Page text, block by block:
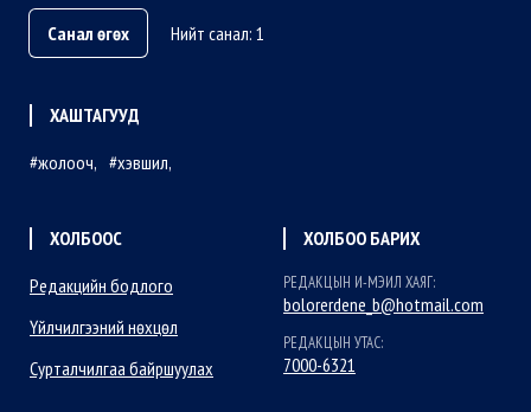
Санал өгөх
Нийт санал: 1
ХАШТАГУУД
жолооч
хэвшил
ХОЛБООС
Редакцийн бодлого
Үйлчилгээний нөхцөл
Сурталчилгаа байршуулах
ХОЛБОО БАРИХ
РЕДАКЦЫН И-МЭИЛ ХАЯГ:
bolorerdene_b@hotmail.com
РЕДАКЦЫН УТАС:
7000-6321